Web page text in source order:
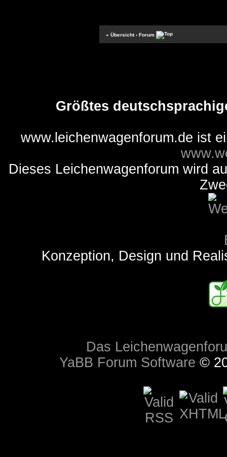
« Übersicht ‹ Forum
Größtes
www.leichenwagenforum.de ist
Dieses Leichenwagenforum wird
Konzeption, Design und
Das
YaBB Forum Software ©